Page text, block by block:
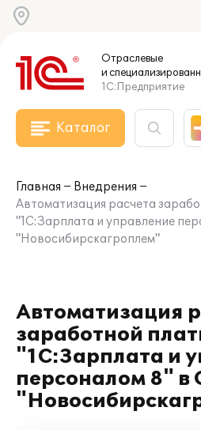
Отраслевые
и
1С:Предприятие
Каталог
Главная
Внедрения
Автоматизация расчета
"1С:Зарплата и управление
"Новосибирскагроплем"
Автоматизация
заработной
"1С:Зарплата и
персоналом 8" в